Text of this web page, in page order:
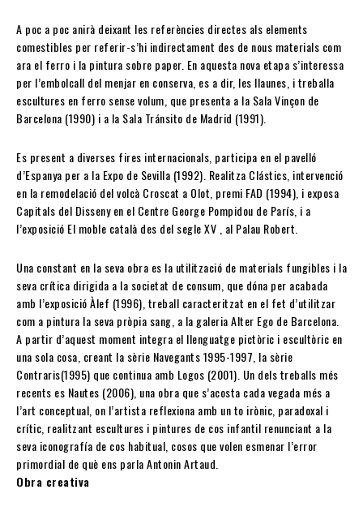
A poc a poc anirà deixant les referències directes als elements
comestibles per referir-s’hi indirectament des de nous materials com
ara el ferro i la pintura sobre paper. En aquesta nova etapa s’interessa
per l’embolcall del menjar en conserva, es a dir, les llaunes, i treballa
escultures en ferro sense volum, que presenta a la Sala Vinçon de
Barcelona (1990) i a la Sala Tránsito de Madrid (1991).
Es present a diverses fires internacionals, participa en el pavelló
d’Espanya per a la Expo de Sevilla (1992). Realitza Clástics, intervenció
en la remodelació del volcà Croscat a Olot, premi FAD (1994), i exposa
Capitals del Disseny en el Centre George Pompidou de París, i a
l’exposició El moble català des del segle XV , al Palau Robert.
Una constant en la seva obra es la utilització de materials fungibles i la
seva crítica dirigida a la societat de consum, que dóna per acabada
amb l’exposició Àlef (1996), treball caracteritzat en el fet d’utilitzar
com a pintura la seva pròpia sang, a la galeria Alter Ego de Barcelona.
A partir d’aquest moment integra el llenguatge pictòric i escultòric en
una sola cosa, creant la sèrie Navegants 1995-1997, la sèrie
Contraris(1995) que continua amb Logos (2001). Un dels treballs més
recents es Nautes (2006), una obra que s’acosta cada vegada més a
l’art conceptual, on l’artista reflexiona amb un to irònic, paradoxal i
crític, realitzant escultures i pintures de cos infantil renunciant a la
seva iconografía de cos habitual, cosos que volen esmenar l’error
primordial de què ens parla Antonin Artaud.
Obra creativa